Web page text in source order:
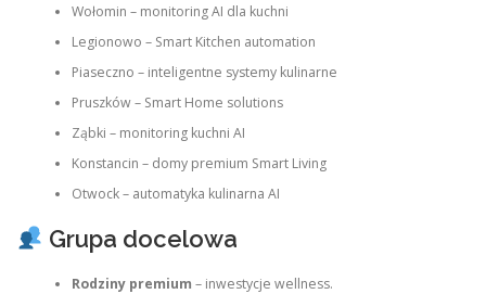
Wołomin – monitoring AI dla kuchni
Legionowo – Smart Kitchen automation
Piaseczno – inteligentne systemy kulinarne
Pruszków – Smart Home solutions
Ząbki – monitoring kuchni AI
Konstancin – domy premium Smart Living
Otwock – automatyka kulinarna AI
Grupa docelowa
Rodziny premium – inwestycje wellness.